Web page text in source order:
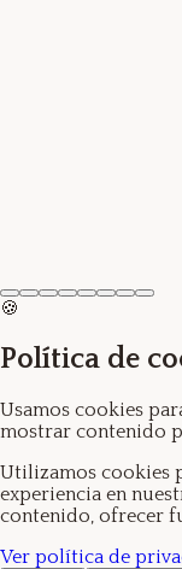
🍪
Política de
Usamos cookies
mostrar contenido
Utilizamos cookies
experiencia en
contenido, ofrecer
Ver política de